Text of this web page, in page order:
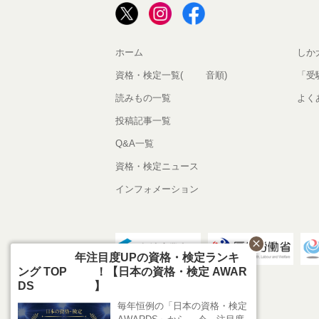
ホーム
資格・検定一覧(50音順)
読みもの一覧
投稿記事一覧
Q&A一覧
資格・検定ニュース
インフォメーション
しか
「
よく
2026年注目度UPの資格・検定ランキ
ング TOP10！【日本の資格・検定 AWAR
DS 2026】
毎年恒例の「日本の資格・検定
close